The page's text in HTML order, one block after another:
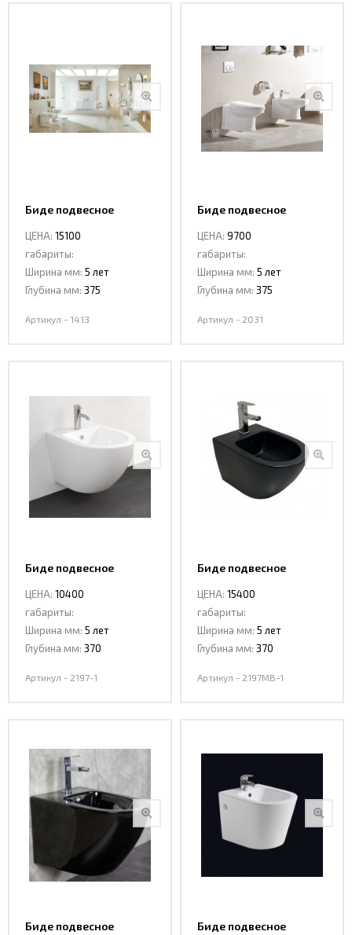
Биде подвесное
ЦЕНА: 15100
габариты:
Ширина мм: 5 лет
Глубина мм: 375
Артикул - 1413
Биде подвесное
ЦЕНА: 9700
габариты:
Ширина мм: 5 лет
Глубина мм: 375
Артикул - 2031
Биде подвесное
ЦЕНА: 10400
габариты:
Ширина мм: 5 лет
Глубина мм: 370
Артикул - 2197-1
Биде подвесное
ЦЕНА: 15400
габариты:
Ширина мм: 5 лет
Глубина мм: 370
Артикул - 2197MB-1
Биде подвесное
Биде подвесное